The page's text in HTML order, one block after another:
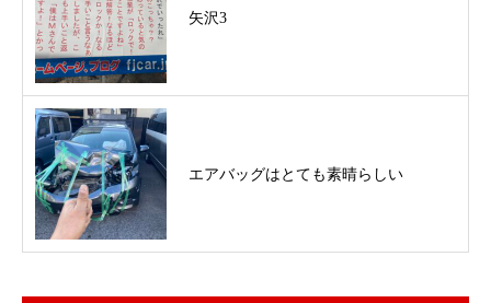
矢沢3
エアバッグはとても素晴らしい